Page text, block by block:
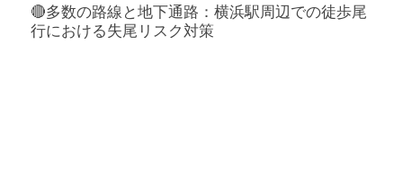
🔴多数の路線と地下通路：横浜駅周辺での徒歩尾
行における失尾リスク対策